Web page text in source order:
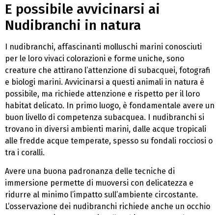
E possibile avvicinarsi ai
Nudibranchi in natura
I nudibranchi, affascinanti molluschi marini conosciuti
per le loro vivaci colorazioni e forme uniche, sono
creature che attirano l’attenzione di subacquei, fotografi
e biologi marini. Avvicinarsi a questi animali in natura è
possibile, ma richiede attenzione e rispetto per il loro
habitat delicato. In primo luogo, è fondamentale avere un
buon livello di competenza subacquea. I nudibranchi si
trovano in diversi ambienti marini, dalle acque tropicali
alle fredde acque temperate, spesso su fondali rocciosi o
tra i coralli.
Avere una buona padronanza delle tecniche di
immersione permette di muoversi con delicatezza e
ridurre al minimo l’impatto sull’ambiente circostante.
L’osservazione dei nudibranchi richiede anche un occhio